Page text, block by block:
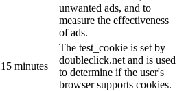
unwanted ads, and to
measure the effectiveness
of ads.
15 minutes
The test_cookie is set by
doubleclick.net and is used
to determine if the user's
browser supports cookies.